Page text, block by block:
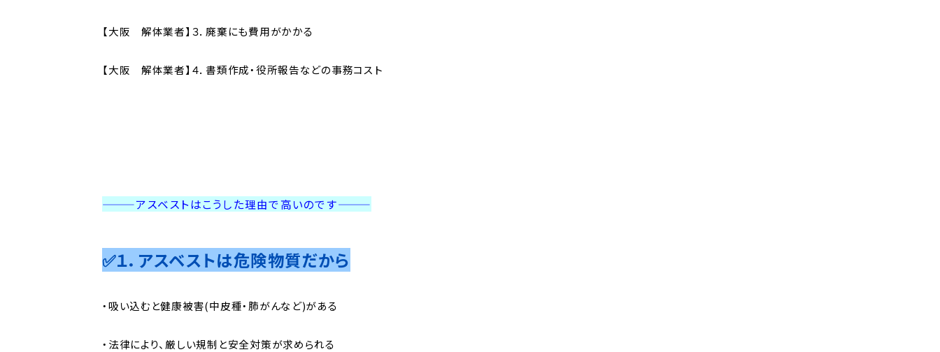
【大阪 解体業者】３．廃棄にも費用がかかる
【大阪 解体業者】４．書類作成・役所報告などの事務コスト
———アスベストはこうした理由で高いのです———
✅１．アスベストは危険物質だから
・吸い込むと健康被害(中皮種・肺がんなど)がある
・法律により、厳しい規制と安全対策が求められる